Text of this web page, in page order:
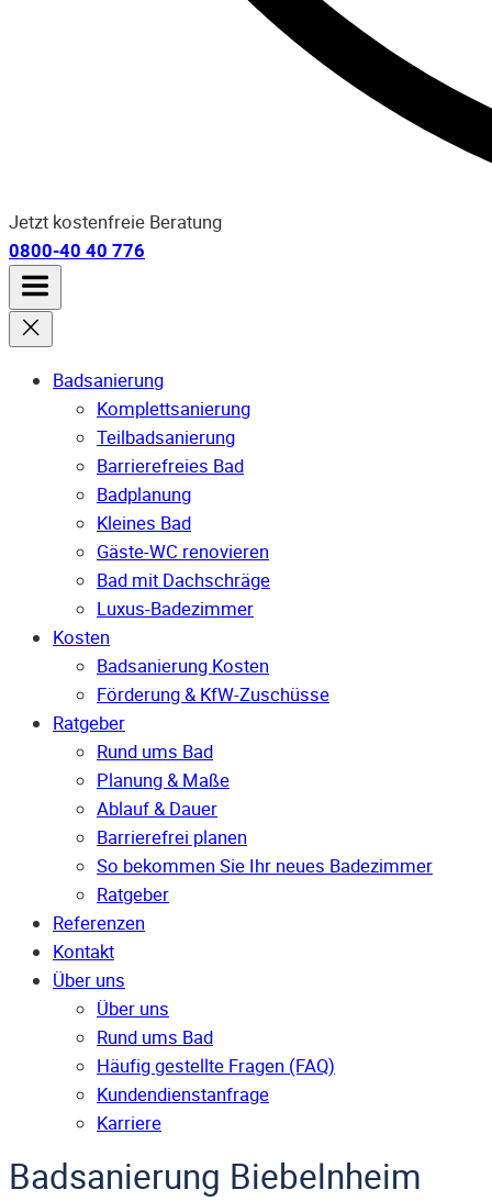
Jetzt kostenfreie Beratung
0800-40 40 776
Badsanierung
Komplettsanierung
Teilbadsanierung
Barrierefreies Bad
Badplanung
Kleines Bad
Gäste-WC renovieren
Bad mit Dachschräge
Luxus-Badezimmer
Kosten
Badsanierung Kosten
Förderung & KfW-Zuschüsse
Ratgeber
Rund ums Bad
Planung & Maße
Ablauf & Dauer
Barrierefrei planen
So bekommen Sie Ihr neues Badezimmer
Ratgeber
Referenzen
Kontakt
Über uns
Über uns
Rund ums Bad
Häufig gestellte Fragen (FAQ)
Kunden­dienst­anfrage
Karriere
Badsanierung Biebelnheim